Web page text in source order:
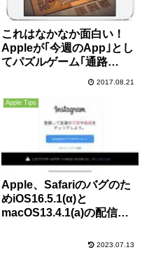
これはなかなか面白い！
Appleが｢今週のApp｣とし
てパズルゲーム｢通路
2017.08.21
Apple Tips
Apple、Safariのバグのた
めiOS16.5.1(α)と
macOS13.4.1(a)の配信を
2023.07.13